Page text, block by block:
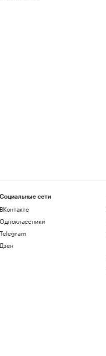
Социальные сети
ВКонтакте
Одноклассники
Telegram
Дзен